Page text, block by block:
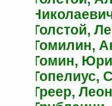
Толстой,
Томилин,
Томин,
Топелиус,
Треер,